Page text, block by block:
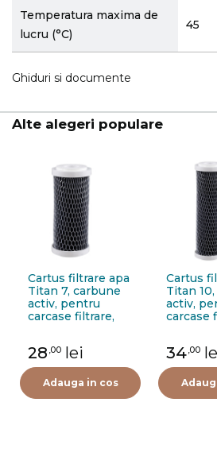
Temperatura maxima de
lucru (°C)
45
Ghiduri si documente
Alte alegeri populare
Cartus filtrare apa
Titan 7, carbune
activ, pentru
carcase filtrare,
rosuri
urate/clor/substan
organice/pesticid
28 ,00 lei
Adauga in cos
Cartus
Titan
activ,
carcase
rosuri
urate/
34,00